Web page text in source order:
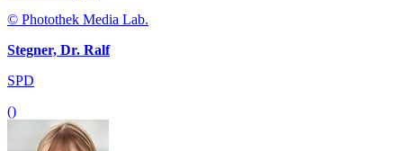
© Photothek Media Lab.
Stegner, Dr. Ralf
SPD
()